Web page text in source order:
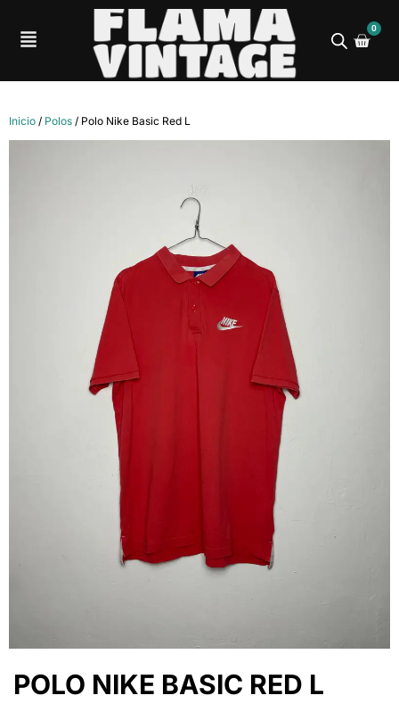
0
Inicio / Polos / Polo Nike Basic Red L
POLO NIKE BASIC RED L